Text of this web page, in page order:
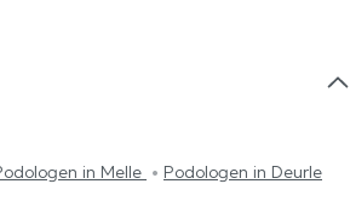
in Melle Podologen in Deurle